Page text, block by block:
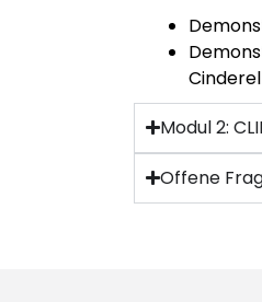
Modul 2:
Offene